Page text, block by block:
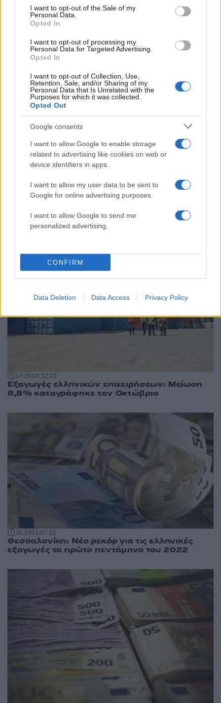
consent section.
I want to opt-out of the Sale of my
Personal Data.
Opted In
I want to opt-out of processing my
Personal Data for Targeted Advertising.
Opted In
I want to opt-out of Collection, Use,
Retention, Sale, and/or Sharing of my
Personal Data that Is Unrelated with the
Purposes for which it was collected.
Opted Out
Google consents
I want to allow Google to enable storage
related to advertising like cookies on web or
device identifiers in apps.
I want to allow my user data to be sent to
Google for online advertising purposes.
I want to allow Google to send me
personalized advertising.
CONFIRM
Data Deletion Data Access Privacy Policy
13:5803.04.24
εξαγωγών
09:11 08.02.24
Τα πετρελαιοειδή και τα βιομηχανικά προϊόντα
«Κράτησαν» τρόφιμα, λάδια, ποτά και καπνός
17:2608.12.23
Εξαγωγές ελληνικών επιχειρήσεων: Μείωση
8,8% καταγράφηκε τον Οκτώβριο
16:2311.07.22
Θεσσαλονίκη: Νέο ρεκόρ για τις ελληνικές
εξαγωγές το πρώτο πεντάμηνο του 2022